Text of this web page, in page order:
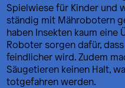
Spielwiese für Kinder und
ständig mit Mährobotern
haben Insekten kaum eine
Roboter sorgen dafür,
feindlicher wird. Zudem
Säugetieren keinen Halt,
totgefahren werden.